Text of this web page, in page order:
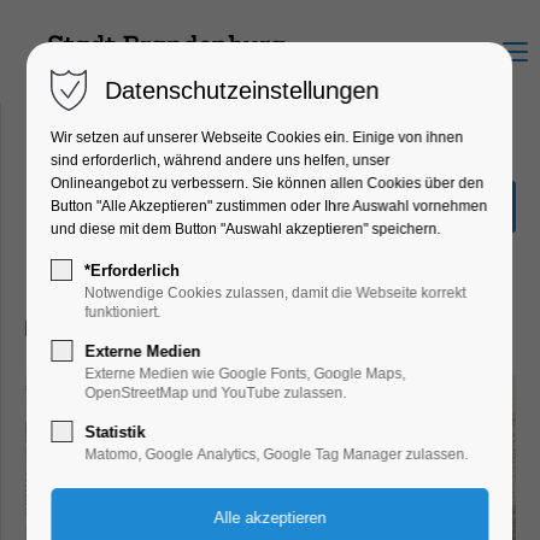
Menu
1 Kater 2 Frauen 1 Boot -
kabarettistische LESUNG
Lesung
Datenschutzeinstellungen
Wir setzen auf unserer Webseite Cookies ein. Einige von ihnen
sind erforderlich, während andere uns helfen, unser
Onlineangebot zu verbessern. Sie können allen Cookies über den
Button "Alle Akzeptieren" zustimmen oder Ihre Auswahl vornehmen
und diese mit dem Button "Auswahl akzeptieren" speichern.
*Erforderlich
Notwendige Cookies zulassen, damit die Webseite korrekt
funktioniert.
Externe Medien
Externe Medien wie Google Fonts, Google Maps,
OpenStreetMap und YouTube zulassen.
Statistik
Matomo, Google Analytics, Google Tag Manager zulassen.